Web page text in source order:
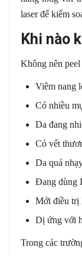
laser để kiểm
Khi nào
Không nên peel
Viêm nang
Có nhiều
Da đang
Có vết
Da quá
Đang dùng
Mới điều trị
Dị ứng với
Trong các